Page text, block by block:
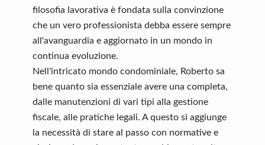
filosofia lavorativa è fondata sulla convinzione
che un vero professionista debba essere sempre
all'avanguardia e aggiornato in un mondo in
continua evoluzione.
Nell'intricato mondo condominiale, Roberto sa
bene quanto sia essenziale avere una completa,
dalle manutenzioni di vari tipi alla gestione
fiscale, alle pratiche legali. A questo si aggiunge
la necessità di stare al passo con normative e